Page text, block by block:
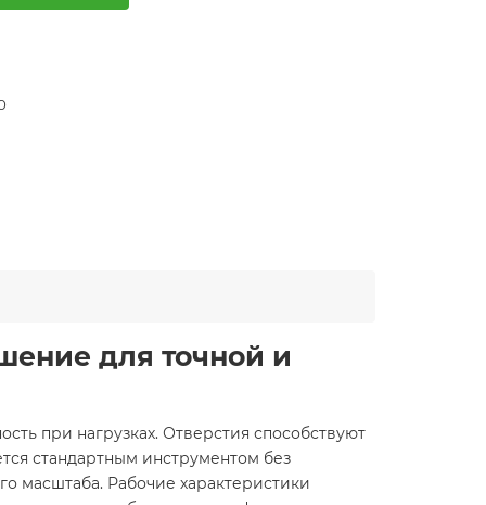
для точной и
при нагрузках. Отверстия способствуют
стандартным инструментом без
масштаба. Рабочие характеристики